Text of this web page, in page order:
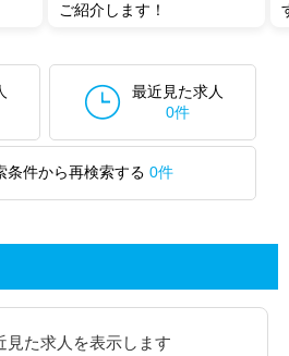
ご紹介します！
最近見た求人
0件
条件から再検索する 0件
見た求人を表示します